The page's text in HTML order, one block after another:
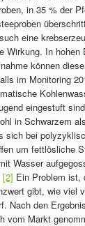
in 35 % der
eine
Wirkung. In hohen
können
im Monitoring
eingestuft
in Schwarzem
sich bei
um fettlösliche
Wasser
[2] Ein Problem ist,
gibt, wie viel
Nach den
vom Markt